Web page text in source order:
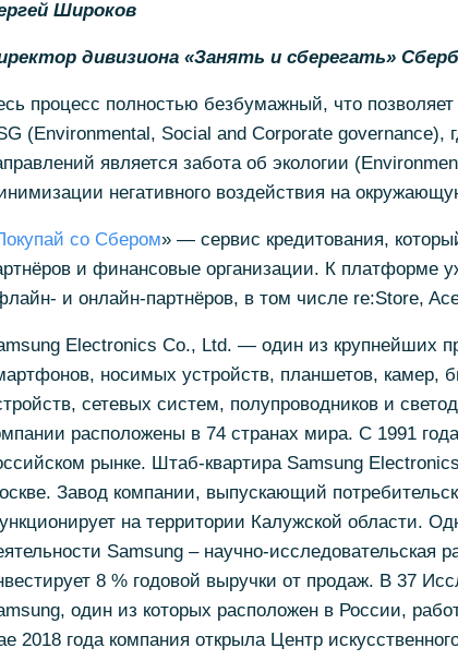
Широков
дивизиона «Занять и сберегать»
процесс полностью безбумажный, что
(Environmental, Social and Сorporate governance),
является забота об экологии
негативного воздействия на
со Сбером» — сервис кредитования,
и финансовые организации. К платформе
и онлайн-партнёров, в том числе re:Store,
Electronics Co., Ltd. — один из крупнейших
носимых устройств, планшетов, камер,
сетевых систем, полупроводников и
расположены в 74 странах мира. С 1991
рынке. Штаб-квартира Samsung
Завод компании, выпускающий
на территории Калужской области.
Samsung – научно-исследовательская
8 % годовой выручки от продаж. В 37
один из которых расположен в России,
2018 года компания открыла Центр